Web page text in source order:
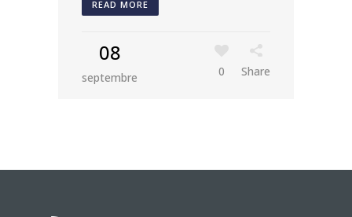
READ MORE
08
septembre 0 Share